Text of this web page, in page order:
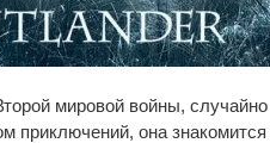
мировой войны,
приключений, она